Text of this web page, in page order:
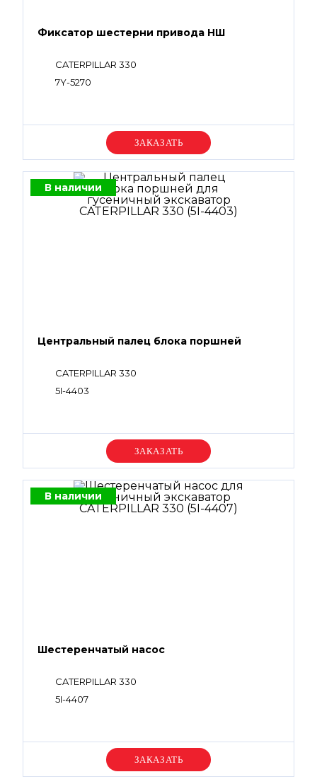
Фиксатор шестерни привода НШ
CATERPILLAR 330
7Y-5270
Уточняйте цену
В наличии
Центральный палец блока поршней
CATERPILLAR 330
5I-4403
Уточняйте цену
В наличии
Шестеренчатый насос
CATERPILLAR 330
5I-4407
Уточняйте цену